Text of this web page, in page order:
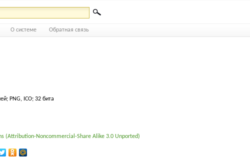
О системе Обратная связь
PNG, ICO; 32 бита
(Attribution-Noncommercial-Share Alike 3.0 Unported)